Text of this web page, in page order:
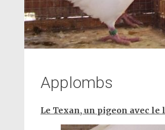
Applombs
Le Texan, un pigeon avec le